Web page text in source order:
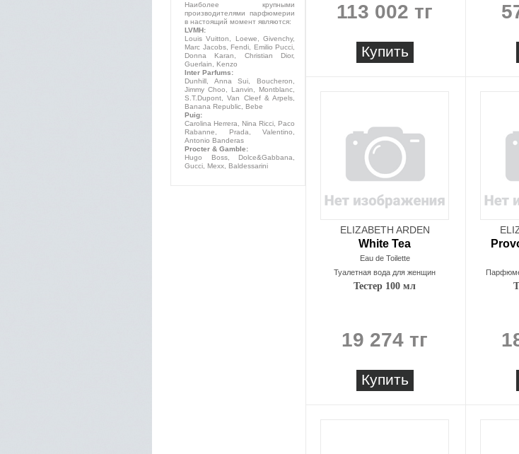
113 002 тг
Купить
ELIZABETH ARDEN
White Tea
Eau de Toilette
Туалетная вода для женщин
Тестер 100 мл
19 274 тг
Купить
Наиболее крупными
производителями парфюмерии
в настоящий момент являются:
LVMH:
Louis Vuitton, Loewe, Givenchy,
Marc Jacobs, Fendi, Emilio Pucci,
Donna Karan, Christian Dior,
Guerlain, Kenzo
Inter Parfums:
Dunhill, Anna Sui, Boucheron,
Jimmy Choo, Lanvin, Montblanc,
S.T.Dupont, Van Cleef & Arpels,
Banana Republic, Bebe
Puig:
Carolina Herrera, Nina Ricci, Paco
Rabanne, Prada, Valentino,
Antonio Banderas
Procter & Gamble:
Hugo Boss, Dolce&Gabbana,
Gucci, Mexx, Baldessarini